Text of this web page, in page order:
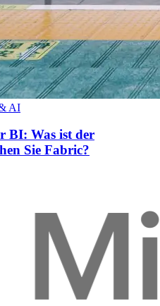
AI
BI: Was ist der
Sie Fabric?